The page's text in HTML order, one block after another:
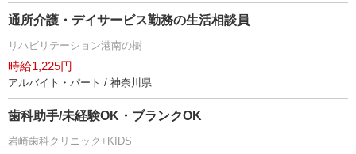
通所介護・デイサービス勤務の生活相談員
リハビリテーション港南の樹
時給1,225円
アルバイト・パート / 神奈川県
歯科助手/未経験OK・ブランクOK
崎歯科クリニック+KIDS